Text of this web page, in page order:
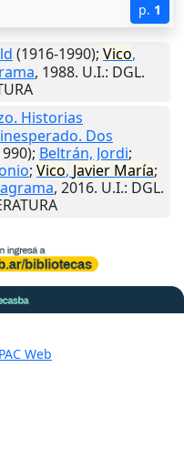
p. 1
(1916-1990); Vico,
, 1988. U.I.: DGL.
Historias
Dos
Beltrán, Jordi;
; Vico, Javier María;
, 2016. U.I.: DGL.
Web